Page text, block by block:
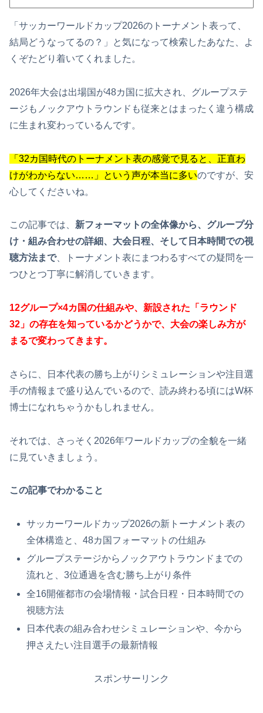
「サッカーワールドカップ2026のトーナメント表って、
結局どうなってるの？」と気になって検索したあなた、よ
くぞたどり着いてくれました。
2026年大会は出場国が48カ国に拡大され、グループステ
ージもノックアウトラウンドも従来とはまったく違う構成
に生まれ変わっているんです。
「32カ国時代のトーナメント表の感覚で見ると、正直わ
けがわからない……」という声が本当に多いのですが、安
心してくださいね。
この記事では、 新フォーマットの全体像から、グループ分
け・組み合わせの詳細、大会日程、そして日本時間での視
聴方法まで、トーナメント表にまつわるすべての疑問を一
つひとつ丁寧に解消していきます。
12グループ×4カ国の仕組みや、新設された「ラウンド
32」の存在を知っているかどうかで、大会の楽しみ方が
まるで変わってきます。
さらに、日本代表の勝ち上がりシミュレーションや注目選
手の情報まで盛り込んでいるので、読み終わる頃にはW杯
博士になれちゃうかもしれません。
それでは、さっそく2026年ワールドカップの全貌を一緒
に見ていきましょう。
この記事でわかること
サッカーワールドカップ2026の新トーナメント表の
全体構造と、48カ国フォーマットの仕組み
グループステージからノックアウトラウンドまでの
流れと、3位通過を含む勝ち上がり条件
全16開催都市の会場情報・試合日程・日本時間での
視聴方法
日本代表の組み合わせシミュレーションや、今から
押さえたい注目選手の最新情報
スポンサーリンク